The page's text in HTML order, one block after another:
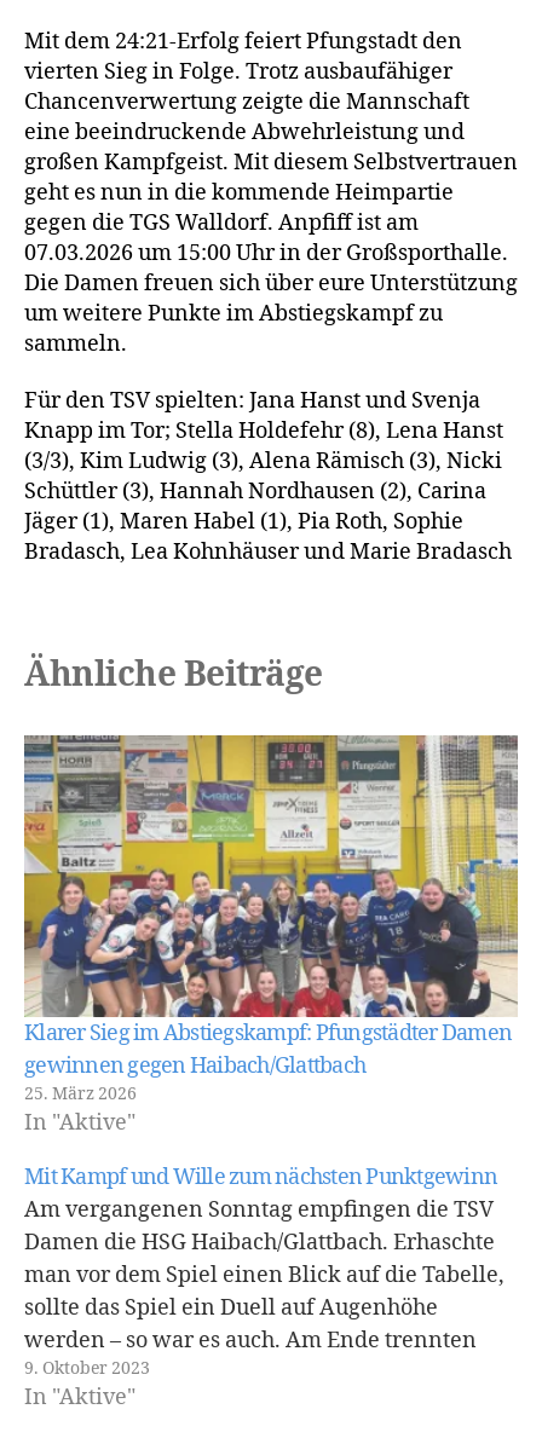
Mit dem 24:21‑Erfolg feiert Pfungstadt den
vierten Sieg in Folge. Trotz ausbaufähiger
Chancenverwertung zeigte die Mannschaft
eine beeindruckende Abwehrleistung und
großen Kampfgeist. Mit diesem Selbstvertrauen
geht es nun in die kommende Heimpartie
gegen die TGS Walldorf. Anpfiff ist am
07.03.2026 um 15:00 Uhr in der Großsporthalle.
Die Damen freuen sich über eure Unterstützung
um weitere Punkte im Abstiegskampf zu
sammeln.
Für den TSV spielten: Jana Hanst und Svenja
Knapp im Tor; Stella Holdefehr (8), Lena Hanst
(3/3), Kim Ludwig (3), Alena Rämisch (3), Nicki
Schüttler (3), Hannah Nordhausen (2), Carina
Jäger (1), Maren Habel (1), Pia Roth, Sophie
Bradasch, Lea Kohnhäuser und Marie Bradasch
Ähnliche Beiträge
Klarer Sieg im Abstiegskampf: Pfungstädter Damen
gewinnen gegen Haibach/Glattbach
25. März 2026
In "Aktive"
Mit Kampf und Wille zum nächsten Punktgewinn
Am vergangenen Sonntag empfingen die TSV
Damen die HSG Haibach/Glattbach. Erhaschte
man vor dem Spiel einen Blick auf die Tabelle,
sollte das Spiel ein Duell auf Augenhöhe
werden – so war es auch. Am Ende trennten
sich die Mannschaften mit einem 29:29 (14:15).
Das Spiel startete mit einer mannbezogenen
9. Oktober 2023
In "Aktive"